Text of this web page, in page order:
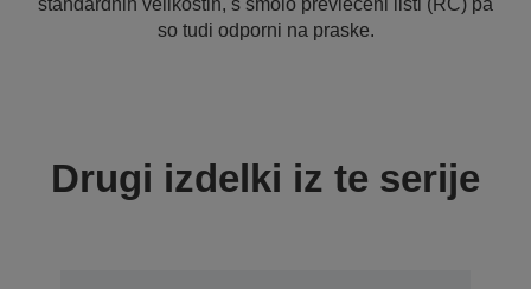
standardnih velikostih, s smolo prevlečeni listi (RC) pa
so tudi odporni na praske.
Drugi izdelki iz te serije